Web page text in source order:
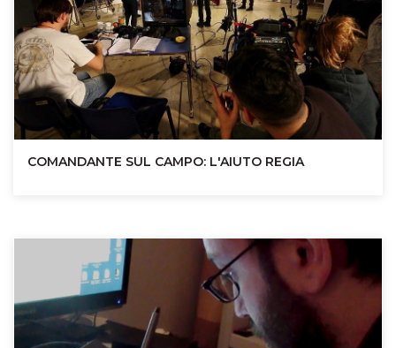
COMANDANTE SUL CAMPO: L'AIUTO REGIA